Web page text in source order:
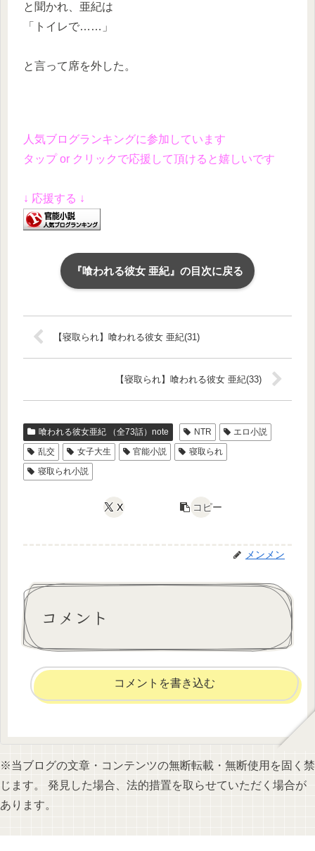
と聞かれ、亜紀は
「トイレで……」
と言って席を外した。
人気ブログランキングに参加しています
タップ or クリックで応援して頂けると嬉しいです
↓ 応援する ↓
『喰われる彼女 亜紀』の目次に戻る
【寝取られ】喰われる彼女 亜紀(31)
【寝取られ】喰われる彼女 亜紀(33)
喰われる彼女亜紀 （全73話）note NTR
エロ小説
乱交
女子大生 官能小説
寝取られ
寝取られ小説
X コピー
メンメン
コメント
コメントを書き込む
※当ブログの文章・コンテンツの無断転載・無断使用を固く禁
じます。 発見した場合、法的措置を取らせていただく場合が
あります。